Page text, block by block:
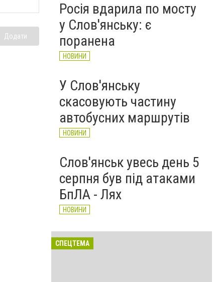
Додати
Росія вдарила по мосту
у Слов'янську: є
поранена
НОВИНИ
У Слов'янську
скасовують частину
автобусних маршрутів
НОВИНИ
Слов'янськ увесь день 5
серпня був під атаками
БпЛА - Лях
НОВИНИ
СПЕЦТЕМА